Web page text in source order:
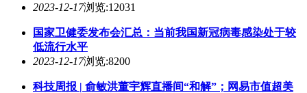
2023-12-17浏览:12031
国家卫健委发布会汇总：当前我国新冠病毒感染处于较
低流行水平
2023-12-17浏览:8200
科技周报 | 俞敏洪董宇辉直播间“和解”；网易市值超美